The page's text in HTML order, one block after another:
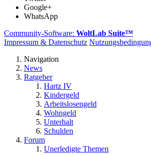
Google+
WhatsApp
Community-Software: WoltLab Suite™
Impressum & Datenschutz
Navigation
News
Ratgeber
Hartz IV
Kindergeld
Arbeitslosengeld
Wohngeld
Unterhalt
Schulden
Forum
Unerledigte Themen